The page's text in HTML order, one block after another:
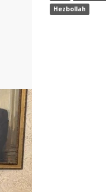
Hezbollah